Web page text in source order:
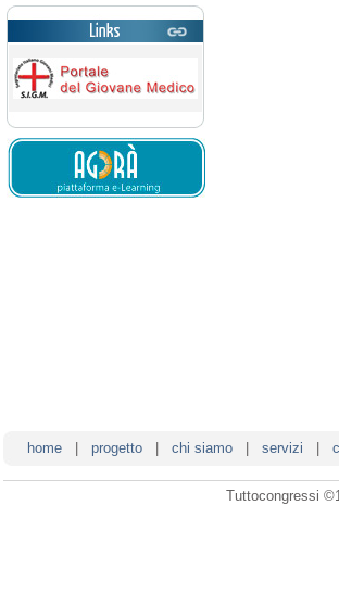
home progetto chi siamo servizi
Tuttocongressi